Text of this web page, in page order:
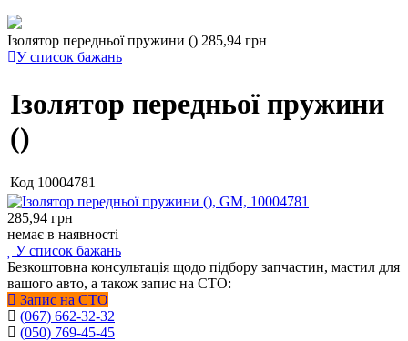
Ізолятор передньої пружини () 285,94 грн
У список бажань
Ізолятор передньої пружини
()
Код 10004781
285,94 грн
немає в наявності
У список бажань
Безкоштовна консультація щодо підбору запчастин, мастил для
вашого авто, а також запис на СТО:
Запис на СТО
(067) 662-32-32
(050) 769-45-45